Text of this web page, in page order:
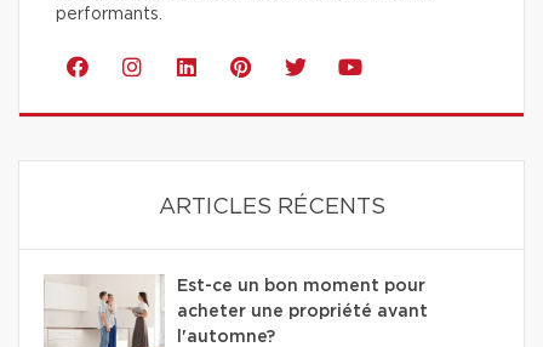
performants.
ARTICLES RÉCENTS
Est-ce un bon moment pour
acheter une propriété avant
l'automne?